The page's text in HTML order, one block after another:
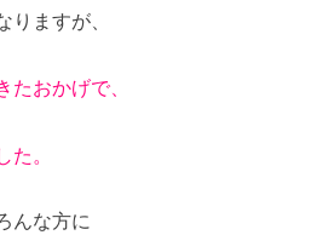
りますが、
たおかげで、
た。
んな方に